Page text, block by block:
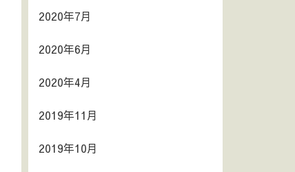
2020年7月
2020年6月
2020年4月
2019年11月
2019年10月